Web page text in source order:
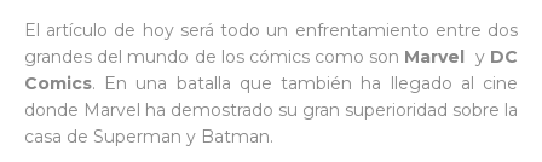
El artículo de hoy será todo un enfrentamiento entre dos
grandes del mundo de los cómics como son Marvel y DC
Comics. En una batalla que también ha llegado al cine
donde Marvel ha demostrado su gran superioridad sobre la
casa de Superman y Batman.